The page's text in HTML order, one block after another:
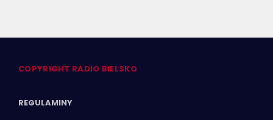
COPYRIGHT RADIO BIELSKO
REGULAMINY